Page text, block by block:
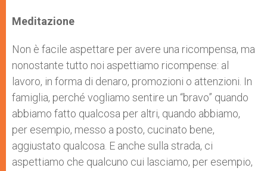
Meditazione
Non è facile aspettare per avere una ricompensa, ma
nonostante tutto noi aspettiamo ricompense: al
lavoro, in forma di denaro, promozioni o attenzioni. In
famiglia, perché vogliamo sentire un “bravo” quando
abbiamo fatto qualcosa per altri, quando abbiamo,
per esempio, messo a posto, cucinato bene,
aggiustato qualcosa. E anche sulla strada, ci
aspettiamo che qualcuno cui lasciamo, per esempio,